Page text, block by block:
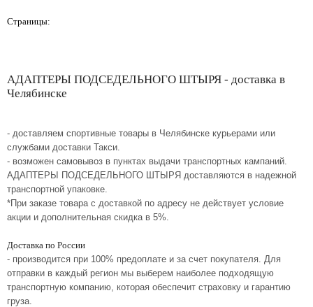
Страницы:
АДАПТЕРЫ ПОДСЕДЕЛЬНОГО ШТЫРЯ - доставка в
Челябинске
- доставляем спортивные товары в Челябинске курьерами или
службами доставки Такси.
- возможен самовывоз в пунктах выдачи транспортных кампаний.
АДАПТЕРЫ ПОДСЕДЕЛЬНОГО ШТЫРЯ доставляются в надежной
транспортной упаковке.
*При заказе товара с доставкой по адресу не действует условие
акции и дополнительная скидка в 5%.
Доставка по России
- производится при 100% предоплате и за счет покупателя. Для
отправки в каждый регион мы выберем наиболее подходящую
транспортную компанию, которая обеспечит страховку и гарантию
груза.